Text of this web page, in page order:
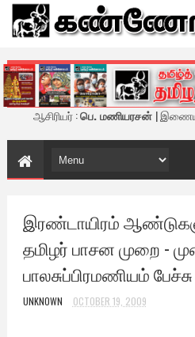
கண்ணோட்டம் -
ஆசிரியர் :பெ. மணியரசன் |
இரண்டாயிரம்
தமிழர் பாசன முறை -
பாலசுப்பிரமணியம் பேச்சு
UNKNOWN OCTOBER 19, 2009